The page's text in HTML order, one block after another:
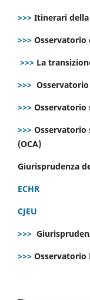
>>> Itinerari
>>> Osservatorio
>>> La
>>>
>>> Osservatorio
>>> Osservatorio
(OCA)
Giurisprudenza
ECHR
CJEU
>>>
>>> Osservatorio